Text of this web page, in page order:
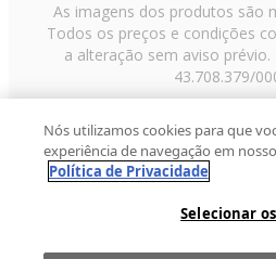
As imagens dos produtos são
Todos os preços e condições
a alteração sem aviso prévio.
43.708.379/
Paulo/SP, CEP 02029-001,
2013 Fast Shop - Todos os
Nós utilizamos cookies para que
experiência de navegação em
Política de Privacidade
Selecionar